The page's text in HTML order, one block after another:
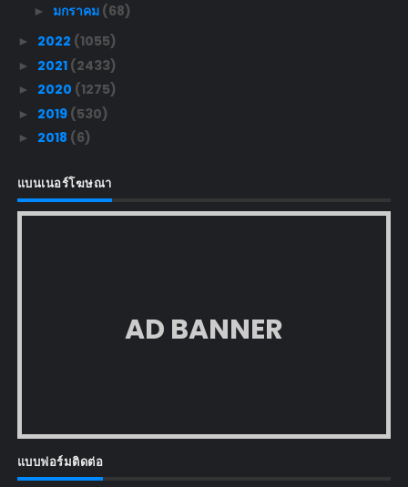
► มกราคม (68)
► 2022 (1055)
► 2021 (2433)
► 2020 (1275)
► 2019 (530)
► 2018 (6)
แบนเนอร์โฆษณา
AD BANNER
แบบฟอร์มติดต่อ